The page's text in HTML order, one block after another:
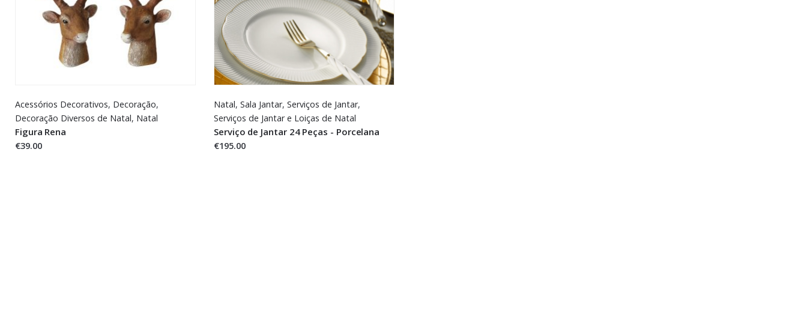
Acessórios Decorativos, Decoração,
Decoração Diversos de Natal, Natal
Figura Rena
€39.00
Natal, Sala Jantar, Serviços de Jantar,
Serviços de Jantar e Loiças de Natal
Serviço de Jantar 24 Peças - Porcelana
€195.00